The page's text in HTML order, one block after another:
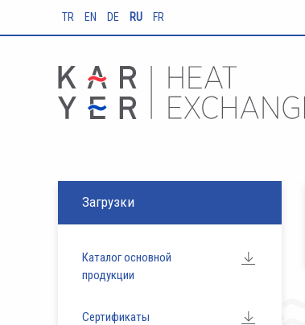
TR EN DE RU FR
Загрузки
Каталог основной
продукции
Сертификаты